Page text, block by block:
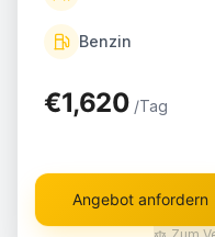
Benzin
€1,620 /Tag
Angebot anfordern